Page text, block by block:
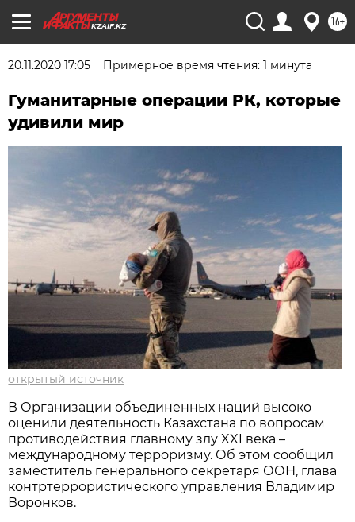
KZAIF.KZ 16+
20.11.2020 17:05 Примерное время чтения: 1 минута
Гуманитарные операции РК, которые
удивили мир
открытый источник
В Организации объединенных наций высоко
оценили деятельность Казахстана по вопросам
противодействия главному злу XXI века –
международному терроризму. Об этом сообщил
заместитель генерального секретаря ООН, глава
контртеррористического управления Владимир
Воронков.